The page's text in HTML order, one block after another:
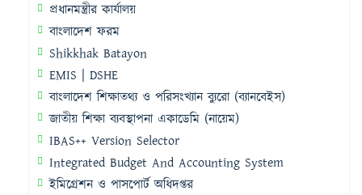
প্রধানমন্ত্রীর কার্যালয়
বাংলাদেশ ফরম
Shikkhak Batayon
EMIS | DSHE
বাংলাদেশ শিক্ষাতথ্য ও পরিসংখ্যান ব্যুরো (ব্যানবেইস)
জাতীয় শিক্ষা ব্যবস্থাপনা একাডেমি (নায়েম)
IBAS++ Version Selector
Integrated Budget And Accounting System
ইমিগ্রেশন ও পাসপোর্ট অধিদপ্তর